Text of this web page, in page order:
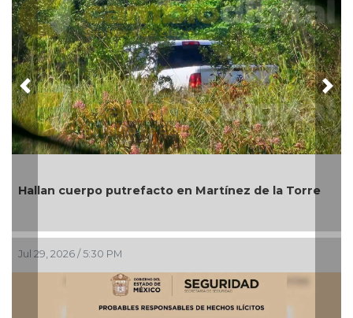
en Martínez de la Torre
Michoacán: atacan a
Bienes Comunales de
Previous